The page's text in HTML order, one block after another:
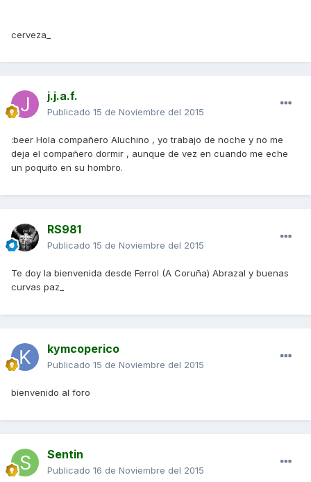
cerveza_
j.j.a.f.
Publicado 15 de Noviembre del 2015
:beer Hola compañero Aluchino , yo trabajo de noche y no me
deja el compañero dormir , aunque de vez en cuando me eche
un poquito en su hombro.
RS981
Publicado 15 de Noviembre del 2015
Te doy la bienvenida desde Ferrol (A Coruña) Abrazal y buenas
curvas paz_
kymcoperico
Publicado 15 de Noviembre del 2015
bienvenido al foro
Sentin
Publicado 16 de Noviembre del 2015